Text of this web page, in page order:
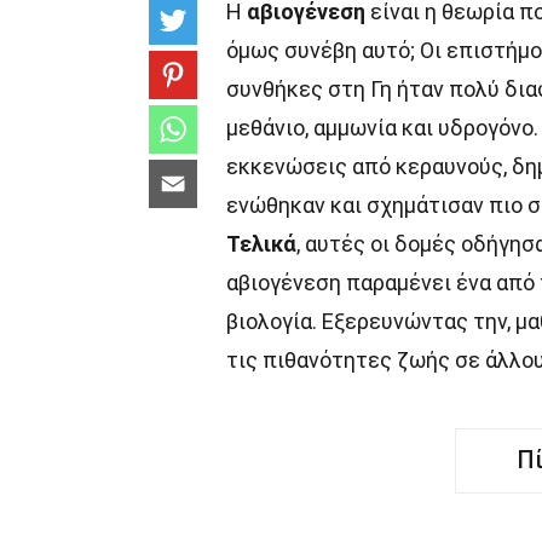
Η αβιογένεση είναι η θεωρία
όμως συνέβη αυτό; Οι
συνθήκες στη Γη ήταν πολύ
μεθάνιο, αμμωνία και
εκκενώσεις από κεραυνούς,
ενώθηκαν και σχημάτισαν πιο
Τελικά, αυτές οι δομές
αβιογένεση παραμένει ένα
βιολογία. Εξερευνώντας την,
τις πιθανότητες ζωής σε